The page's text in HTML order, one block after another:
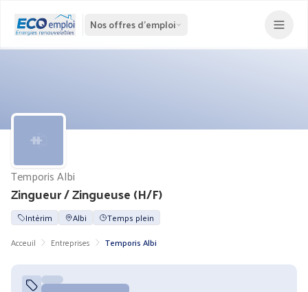
Nos offres d'emploi
Zingueur / Zingueuse (H/F)
Temporis Albi
Intérim Albi
Temps plein
Acceuil
Entreprises Temporis Albi